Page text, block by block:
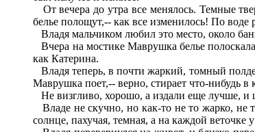
От вечера до утра все менялось. Темные
белье полощут,-- как все изменилось! По воде
Владя мальчиком любил это место, около
Вчера на мостике Маврушка белье
как Катерина.
Владя теперь, в почти жаркий, томный
Маврушка поет,-- верно, стирает что-нибудь в
Не визгливо, хорошо, а издали еще лучше,
Владе не скучно, но как-то не то жарко, не
солнце, пахучая, темная, а на каждой